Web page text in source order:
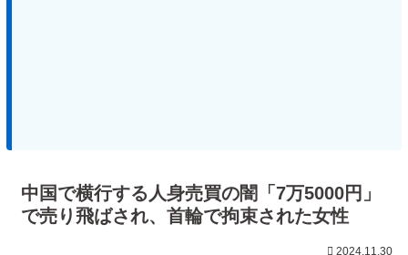
中国で横行する人身売買の闇「7万5000円」
で売り飛ばされ、首輪で拘束された女性
2024.11.30